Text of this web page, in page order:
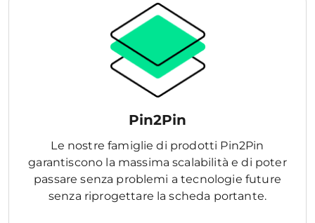
Pin2Pin
Le nostre famiglie di prodotti Pin2Pin
garantiscono la massima scalabilità e di poter
passare senza problemi a tecnologie future
senza riprogettare la scheda portante.